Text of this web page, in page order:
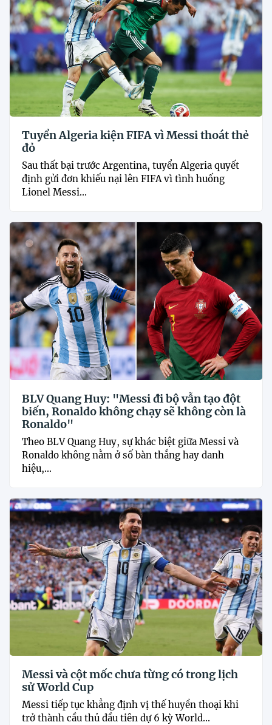
Tuyển Algeria kiện FIFA vì Messi thoát thẻ
đỏ
Sau thất bại trước Argentina, tuyển Algeria quyết
định gửi đơn khiếu nại lên FIFA vì tình huống
Lionel Messi...
BLV Quang Huy: "Messi đi bộ vẫn tạo đột
biến, Ronaldo không chạy sẽ không còn là
Ronaldo"
Theo BLV Quang Huy, sự khác biệt giữa Messi và
Ronaldo không nằm ở số bàn thắng hay danh
hiệu,...
Messi và cột mốc chưa từng có trong lịch
sử World Cup
Messi tiếp tục khẳng định vị thế huyền thoại khi
trở thành cầu thủ đầu tiên dự 6 kỳ World...